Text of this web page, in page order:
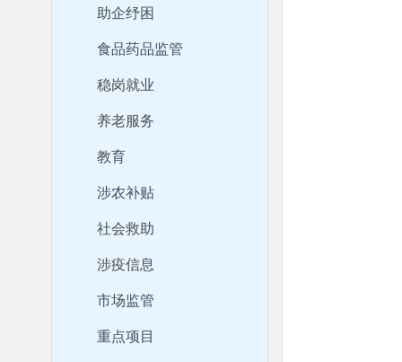
助企纾困
食品药品监管
稳岗就业
养老服务
教育
涉农补贴
社会救助
涉疫信息
市场监管
重点项目